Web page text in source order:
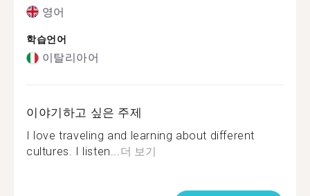
영어
학습언어
이탈리아어
이야기하고 싶은 주제
I love traveling and learning about different
cultures. I listen...더 보기